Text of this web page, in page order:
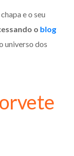
e o seu
o blog
universo dos